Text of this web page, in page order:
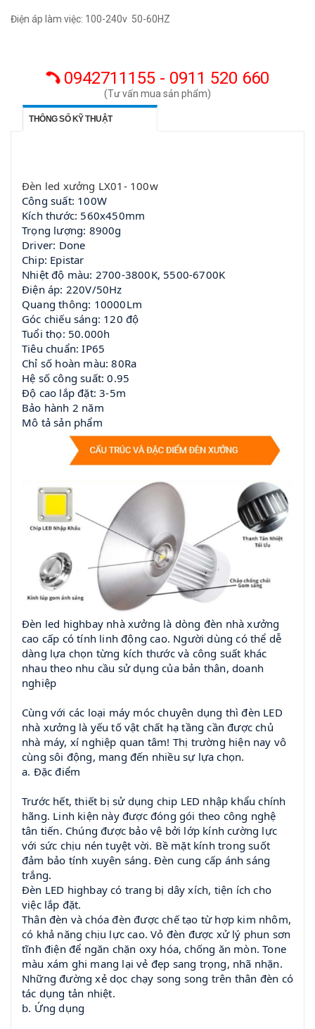
Điện áp làm việc: 100-240v 50-60HZ
0942711155 - 0911 520 660
(Tư vấn mua sản phẩm)
THÔNG SỐ KỸ THUẬT
Đèn led xưởng LX01- 100w
Công suất: 100W
Kích thước: 560x450mm
Trọng lượng: 8900g
Driver: Done
Chip: Epistar
Nhiệt độ màu: 2700-3800K, 5500-6700K
Điện áp: 220V/50Hz
Quang thông: 10000Lm
Góc chiếu sáng: 120 độ
Tuổi thọ: 50.000h
Tiêu chuẩn: IP65
Chỉ số hoàn màu: 80Ra
Hệ số công suất: 0.95
Độ cao lắp đặt: 3-5m
Bảo hành 2 năm
Mô tả sản phẩm
Đèn led highbay nhà xưởng là dòng đèn nhà xưởng
cao cấp có tính linh động cao. Người dùng có thể dễ
dàng lựa chọn từng kích thước và công suất khác
nhau theo nhu cầu sử dụng của bản thân, doanh
nghiệp
Cùng với các loại máy móc chuyên dụng thì đèn LED
nhà xưởng là yếu tố vật chất hạ tầng cần được chủ
nhà máy, xí nghiệp quan tâm! Thị trường hiện nay vô
cùng sôi động, mang đến nhiều sự lựa chọn.
a. Đặc điểm
Trước hết, thiết bị sử dụng chip LED nhập khẩu chính
hãng. Linh kiện này được đóng gói theo công nghệ
tân tiến. Chúng được bảo vệ bởi lớp kính cường lực
với sức chịu nén tuyệt vời. Bề mặt kính trong suốt
đảm bảo tính xuyên sáng. Đèn cung cấp ánh sáng
trắng.
Đèn LED highbay có trang bị dây xích, tiện ích cho
việc lắp đặt.
Thân đèn và chóa đèn được chế tạo từ hợp kim nhôm,
có khả năng chịu lực cao. Vỏ đèn được xử lý phun sơn
tĩnh điện để ngăn chặn oxy hóa, chống ăn mòn. Tone
màu xám ghi mang lại vẻ đẹp sang trọng, nhã nhặn.
Những đường xẻ dọc chạy song song trên thân đèn có
tác dụng tản nhiệt.
b. Ứng dụng